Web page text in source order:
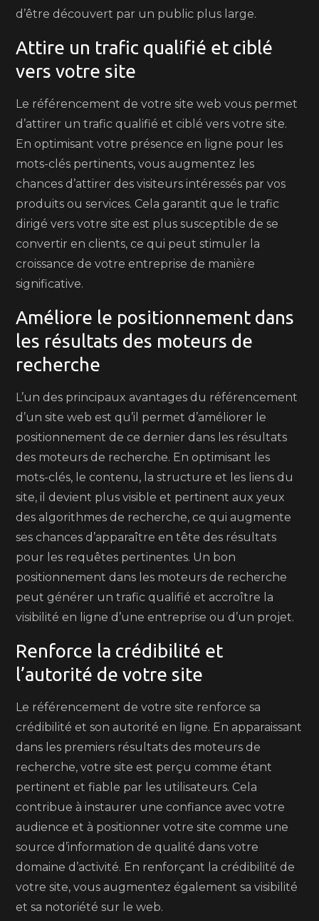
d’être découvert par un public plus large.
Attire un trafic qualifié et ciblé
vers votre site
Le référencement de votre site web vous permet
d’attirer un trafic qualifié et ciblé vers votre site.
En optimisant votre présence en ligne pour les
mots-clés pertinents, vous augmentez les
chances d’attirer des visiteurs intéressés par vos
produits ou services. Cela garantit que le trafic
dirigé vers votre site est plus susceptible de se
convertir en clients, ce qui peut stimuler la
croissance de votre entreprise de manière
significative.
Améliore le positionnement dans
les résultats des moteurs de
recherche
L’un des principaux avantages du référencement
d’un site web est qu’il permet d’améliorer le
positionnement de ce dernier dans les résultats
des moteurs de recherche. En optimisant les
mots-clés, le contenu, la structure et les liens du
site, il devient plus visible et pertinent aux yeux
des algorithmes de recherche, ce qui augmente
ses chances d’apparaître en tête des résultats
pour les requêtes pertinentes. Un bon
positionnement dans les moteurs de recherche
peut générer un trafic qualifié et accroître la
visibilité en ligne d’une entreprise ou d’un projet.
Renforce la crédibilité et
l’autorité de votre site
Le référencement de votre site renforce sa
crédibilité et son autorité en ligne. En apparaissant
dans les premiers résultats des moteurs de
recherche, votre site est perçu comme étant
pertinent et fiable par les utilisateurs. Cela
contribue à instaurer une confiance avec votre
audience et à positionner votre site comme une
source d’information de qualité dans votre
domaine d’activité. En renforçant la crédibilité de
votre site, vous augmentez également sa visibilité
et sa notoriété sur le web.